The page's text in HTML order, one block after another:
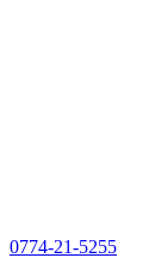
0774-21-5255